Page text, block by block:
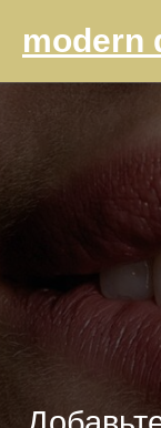
modern
Добавьте в